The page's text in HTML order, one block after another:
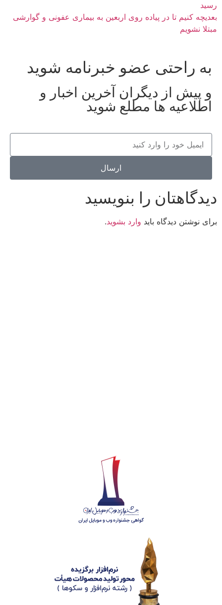
رسید
بعدیچه کنیم تا در پیاده روی اربعین به بیماری عفونی و گوارشی
مبتلا نشویم
به راحتی عضو خبرنامه شوید
و پیش از دیگران آخرین اخبار و
اطلاعیه ها مطلع شوید
ارسال
دیدگاهتان را بنویسید
برای نوشتن دیدگاه باید وارد بشوید.